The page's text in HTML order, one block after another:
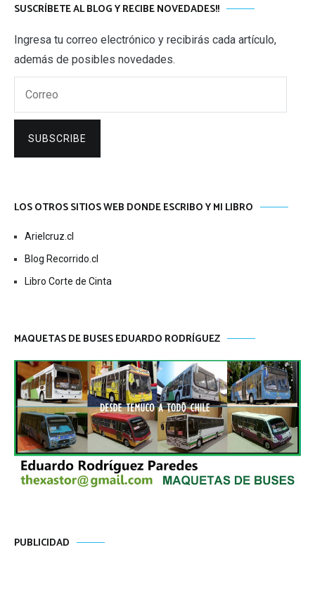
SUSCRÍBETE AL BLOG Y RECIBE NOVEDADES!!
Ingresa tu correo electrónico y recibirás cada artículo,
además de posibles novedades.
SUBSCRIBE
LOS OTROS SITIOS WEB DONDE ESCRIBO Y MI LIBRO
Arielcruz.cl
Blog Recorrido.cl
Libro Corte de Cinta
MAQUETAS DE BUSES EDUARDO RODRÍGUEZ
PUBLICIDAD